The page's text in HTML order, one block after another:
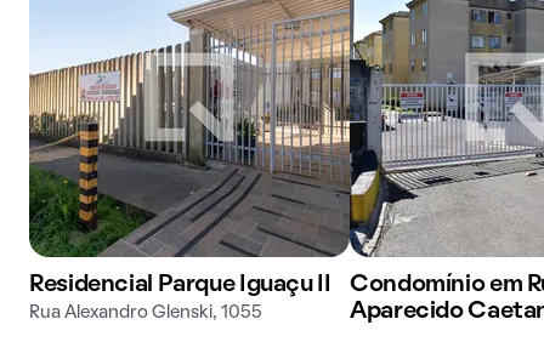
Residencial Parque Iguaçu II
Rua Alexandro Glenski, 1055
Condomínio em
Aparecido